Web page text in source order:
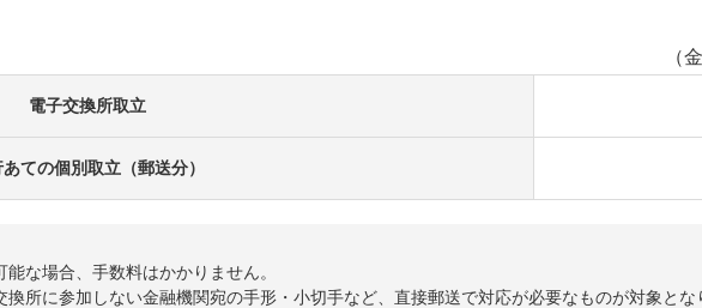
（
電子交換所取立
ての個別取立（郵送分）
な場合、手数料はかかりません。
所に参加しない金融機関宛の手形・小切手など、直接郵送で対応が必要なものが対象とな